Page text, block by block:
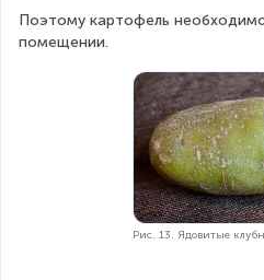
Поэтому картофель
помещении.
Рис. 13. Ядовитые